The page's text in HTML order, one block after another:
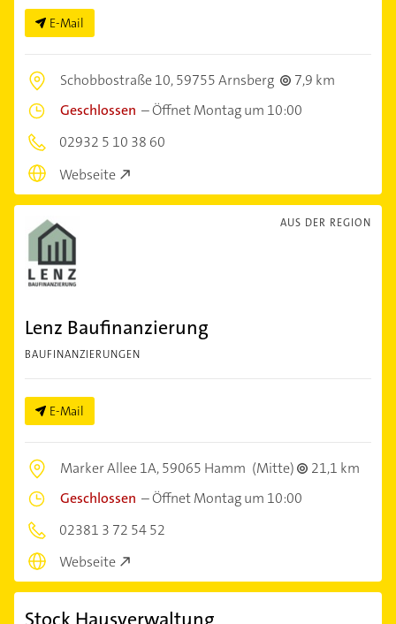
E-Mail
Schobbostraße 10,59755 Arnsberg
7,9 km
Geschlossen –Öffnet Montag um 10:00
02932 5 10 38 60
Webseite
AUS DER REGION
Lenz Baufinanzierung
BAUFINANZIERUNGEN
E-Mail
Marker Allee 1A,59065 Hamm (Mitte)
21,1 km
Geschlossen –Öffnet Montag um 10:00
02381 3 72 54 52
Webseite